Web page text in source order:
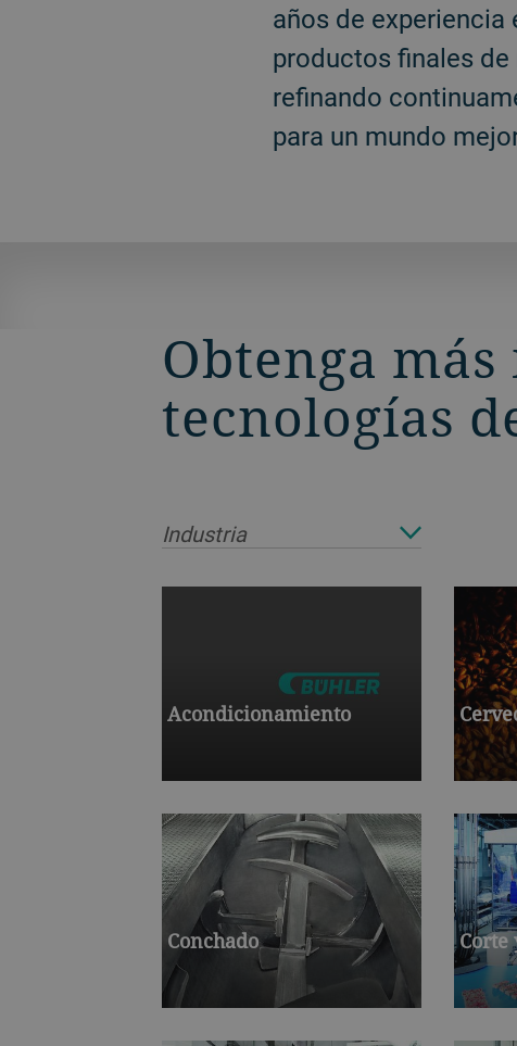
años de
productos finales
refinando
para un mundo
Obtenga
tecnologías
Industria
Acondicionamiento
Conchado Corte